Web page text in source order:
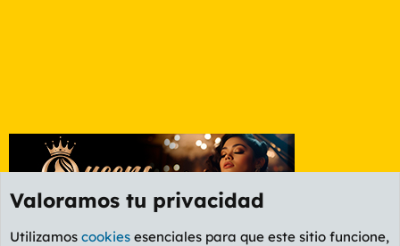
Valoramos tu privacidad
Utilizamos cookies esenciales para que este sitio funcione,